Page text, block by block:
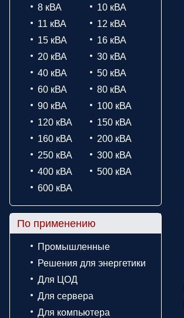
8 кВА
10 кВА
11 кВА
12 кВА
15 кВА
16 кВА
20 кВА
30 кВА
40 кВА
50 кВА
60 кВА
80 кВА
90 кВА
100 кВА
120 кВА
150 кВА
160 кВА
200 кВА
250 кВА
300 кВА
400 кВА
500 кВА
600 кВА
По применению
Промышленные
Решения для энергетики
Для ЦОД
Для сервера
Для компьютера